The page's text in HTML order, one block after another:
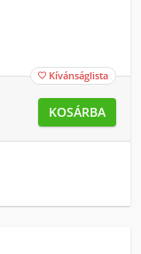
 Kívánságlista
KOSÁRBA